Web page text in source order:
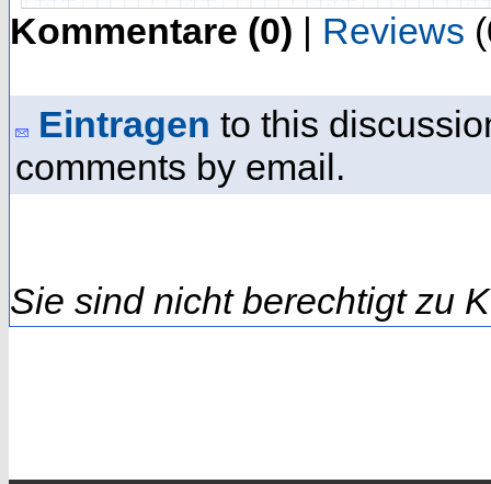
Kommentare (0) | Reviews
Eintragen to this
comments by email.
Sie sind nicht berechtigt zu